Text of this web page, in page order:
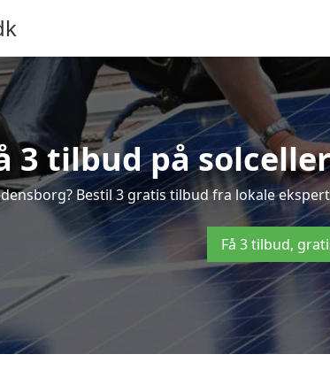
3 tilbud på
Bestil 3 gratis tilbud fra lokale
Få 3 tilbud,